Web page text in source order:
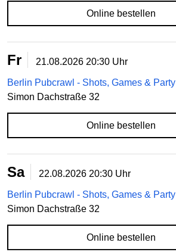
Online bestellen
Fr 21.08.2026 20:30 Uhr
Berlin Pubcrawl - Shots, Games & Party
Simon Dachstraße 32
Online bestellen
Sa 22.08.2026 20:30 Uhr
Berlin Pubcrawl - Shots, Games & Party
Simon Dachstraße 32
Online bestellen